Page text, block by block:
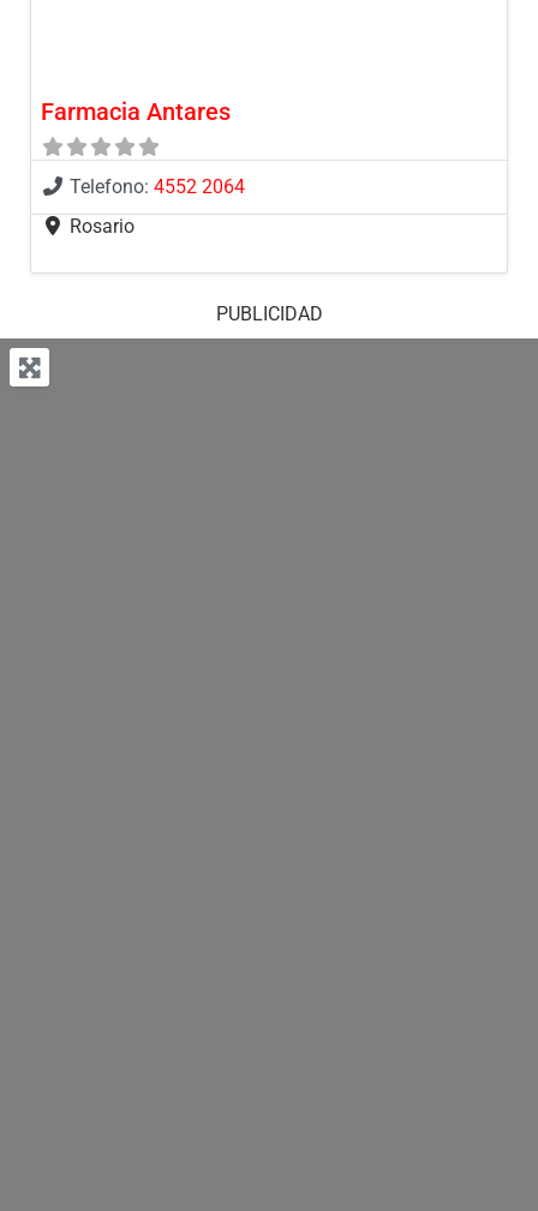
Farmacia Antares
Telefono: 4552 2064
Rosario
PUBLICIDAD